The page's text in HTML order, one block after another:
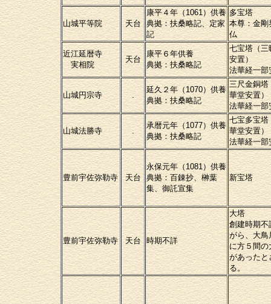
山城平等院 天台
康平４年（1061）供養
典拠：扶桑略記、定家
記
多宝塔
本尊：金剛
仏
近江延暦寺
実相院
天台
康平６年供養
典拠：扶桑略記
七宝塔（三
安置）
法華経一部
山城円宗寺 .
延久２年（1070）供養
典拠：扶桑略記
三尺金銅塔
華堂安置）
法華経一部
山城法勝寺 .
承暦元年（1077）供養
典拠：扶桑略記
七宝多宝塔
華堂安置）
法華経一部
豊前宇佐弥勒寺 天台
永保元年（1081）供養
典拠：百錬抄、榊葉
集、御託宣集
新宝塔
豊前宇佐弥勒寺 天台 時期不詳
大塔
創建時期不
がら、大鳥
に方５間の
があったと
る。